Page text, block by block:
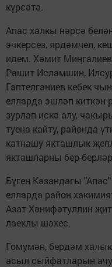
күрсәтә.
Апас халкы нәрсә
эчкерсез, ярдәмчел,
идем. Хәмит
Рәшит Исламшин,
Гаптелганиев кебек
елларда эшләп
зурлап искә алу,
туена кайту, районда
катнашу якташлык
якташларны бер-
Бүген Казандагы
елларда район
Азат Хәнифәтуллин
лаеклы шәхес.
Гомумән, бердәм
асыл сыйфатларын